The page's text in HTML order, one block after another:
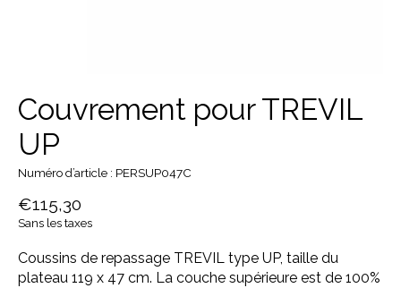
Couvrement pour TREVIL
UP
Numéro d’article : PERSUP047C
€115,30
Sans les taxes
Coussins de repassage TREVIL type UP, taille du
plateau 119 x 47 cm. La couche supérieure est de 100%